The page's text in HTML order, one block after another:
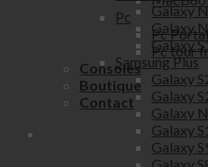
Pc
Pc
Pc tour
Consoles
Boutique
Contact
Galaxy
Galaxy
Galaxy
Samsung Plus
Galaxy
Galaxy
Galaxy
Galaxy
Galaxy